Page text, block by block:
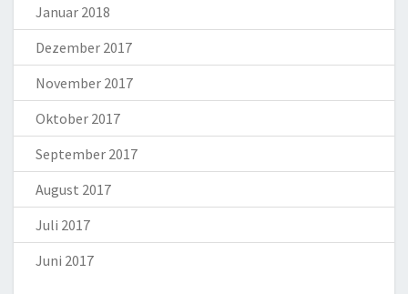
Januar 2018
Dezember 2017
November 2017
Oktober 2017
September 2017
August 2017
Juli 2017
Juni 2017